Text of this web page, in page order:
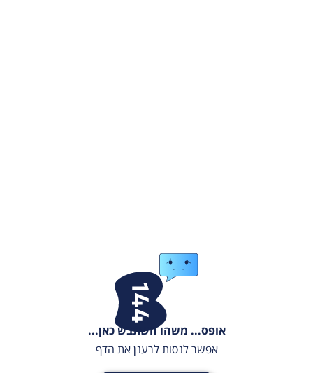
אופס... משהו השתבש כאן...
אפשר לנסות לרענן את הדף